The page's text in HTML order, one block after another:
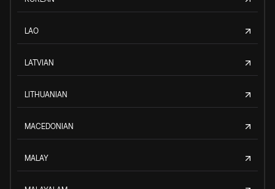
LAO
LATVIAN
LITHUANIAN
MACEDONIAN
MALAY